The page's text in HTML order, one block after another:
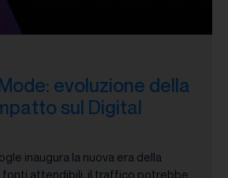
evoluzione della
sul Digital
inaugura la nuova era della
fonti attendibili, il traffico potrebbe